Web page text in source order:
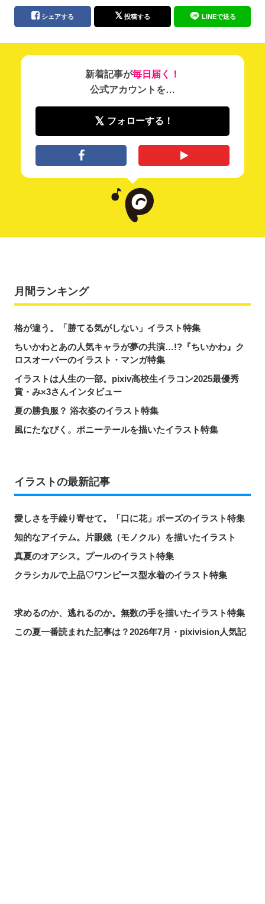
シェアする 投稿する LINEで送る
新着記事が毎日届く！
公式アカウントを…
フォローする！
月間ランキング
格が違う。「勝てる気がしない」イラスト特集
ちいかわとあの人気キャラが夢の共演…!?『ちいかわ』ク
ロスオーバーのイラスト・マンガ特集
イラストは人生の一部。pixiv高校生イラコン2025最優秀
賞・み×3さんインタビュー
夏の勝負服？ 浴衣姿のイラスト特集
風にたなびく。ポニーテールを描いたイラスト特集
イラストの最新記事
愛しさを手繰り寄せて。「口に花」ポーズのイラスト特集
知的なアイテム。片眼鏡（モノクル）を描いたイラスト
真夏のオアシス。プールのイラスト特集
クラシカルで上品♡ワンピース型水着のイラスト特集
求めるのか、逃れるのか。無数の手を描いたイラスト特集
この夏一番読まれた記事は？2026年7月・pixivision人気記